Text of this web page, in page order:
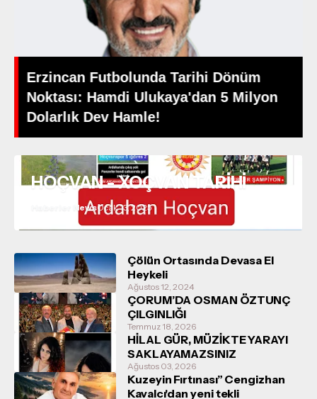
Erzincan Futbolunda Tarihi Dönüm
Noktası: Hamdi Ulukaya'dan 5 Milyon
Dolarlık Dev Hamle!
HOÇVAN - XOÇVAN TARİHİ
Haberler NewsOcak 13, 2025
Çölün Ortasında Devasa El
Heykeli
Ağustos 12, 2024
ÇORUM’DA OSMAN ÖZTUNÇ
ÇILGINLIĞI
Temmuz 18, 2026
HİLAL GÜR, MÜZİKTE YARAYI
SAKLAYAMAZSINIZ
Ağustos 03, 2026
Kuzeyin Fırtınası” Cengizhan
Kavalcı'dan yeni tekli